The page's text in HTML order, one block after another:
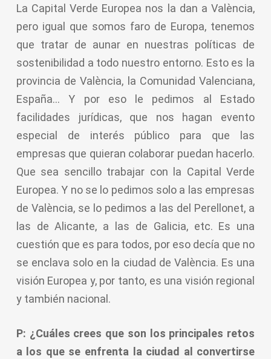
La Capital Verde Europea nos la dan a València,
pero igual que somos faro de Europa, tenemos
que tratar de aunar en nuestras políticas de
sostenibilidad a todo nuestro entorno. Esto es la
provincia de València, la Comunidad Valenciana,
España… Y por eso le pedimos al Estado
facilidades jurídicas, que nos hagan evento
especial de interés público para que las
empresas que quieran colaborar puedan hacerlo.
Que sea sencillo trabajar con la Capital Verde
Europea. Y no se lo pedimos solo a las empresas
de València, se lo pedimos a las del Perellonet, a
las de Alicante, a las de Galicia, etc. Es una
cuestión que es para todos, por eso decía que no
se enclava solo en la ciudad de València. Es una
visión Europea y, por tanto, es una visión regional
y también nacional.
P: ¿Cuáles crees que son los principales retos
a los que se enfrenta la ciudad al convertirse